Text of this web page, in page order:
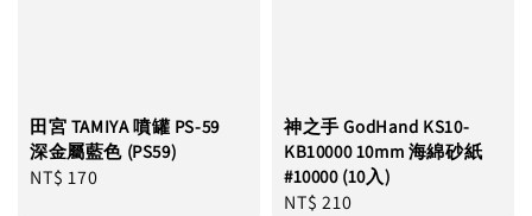
田宮 TAMIYA 噴罐 PS-59
深金屬藍色 (PS59)
Regular
NT$ 170
神之手 GodHand KS10-
KB10000 10mm 海綿砂紙
#10000 (10入)
Regular
NT$ 210